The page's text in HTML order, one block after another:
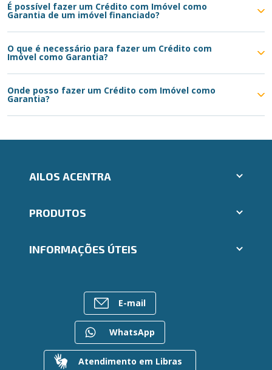
É possível fazer um Crédito com Imóvel como
Garantia de um imóvel financiado?
O que é necessário para fazer um Crédito com
Imóvel como Garantia?
Onde posso fazer um Crédito com Imóvel como
Garantia?
AILOS ACENTRA
Indique um amigo
Trabalhe Conosco
Ailos Educação
Gerenciar Cookies
PRODUTOS
Consórcios
Para empresas
INFORMAÇÕES ÚTEIS
Postos de Atendimento
Regularização de dívidas
Valores a Receber
Contato
Canal de Ética
E-mail
WhatsApp
Atendimento em Libras